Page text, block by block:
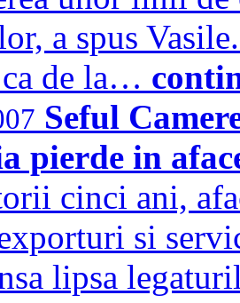
a spus
ca de la…
Seful
pierde in
cinci ani,
si
lipsa